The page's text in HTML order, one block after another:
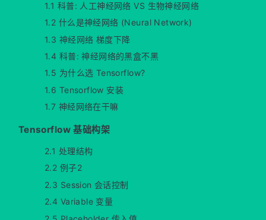
1.1 科普: 人工神经网络 VS 生物神经网络
1.2 什么是神经网络 (Neural Network)
1.3 神经网络 梯度下降
1.4 科普: 神经网络的黑盒不黑
1.5 为什么选 Tensorflow?
1.6 Tensorflow 安装
1.7 神经网络在干嘛
Tensorflow 基础构架
2.1 处理结构
2.2 例子2
2.3 Session 会话控制
2.4 Variable 变量